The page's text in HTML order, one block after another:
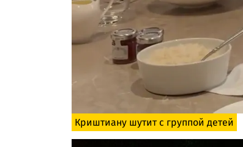
Криштиану шутит с группой детей